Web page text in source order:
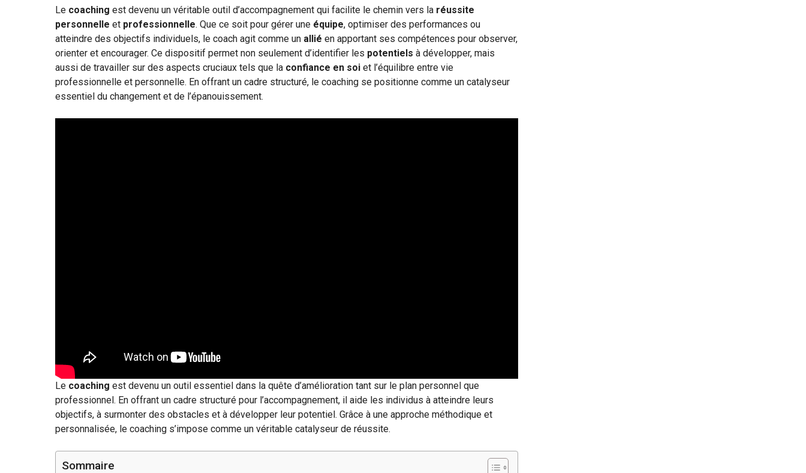
Le coaching est devenu un véritable outil d’accompagnement qui facilite le chemin vers la réussite
personnelle et professionnelle. Que ce soit pour gérer une équipe, optimiser des performances ou
atteindre des objectifs individuels, le coach agit comme un allié en apportant ses compétences pour observer,
orienter et encourager. Ce dispositif permet non seulement d’identifier les potentiels à développer, mais
aussi de travailler sur des aspects cruciaux tels que la confiance en soi et l’équilibre entre vie
professionnelle et personnelle. En offrant un cadre structuré, le coaching se positionne comme un catalyseur
essentiel du changement et de l’épanouissement.
Le coaching est devenu un outil essentiel dans la quête d’amélioration tant sur le plan personnel que
professionnel. En offrant un cadre structuré pour l’accompagnement, il aide les individus à atteindre leurs
objectifs, à surmonter des obstacles et à développer leur potentiel. Grâce à une approche méthodique et
personnalisée, le coaching s’impose comme un véritable catalyseur de réussite.
Sommaire